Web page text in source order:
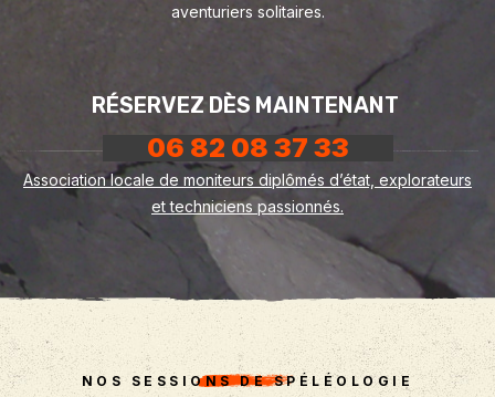
aventuriers solitaires.
RÉSERVEZ DÈS MAINTENANT
06 82 08 37 33
Association locale de moniteurs diplômés d’état, explorateurs
et techniciens passionnés.
NOS SESSIONS DE SPÉLÉOLOGIE